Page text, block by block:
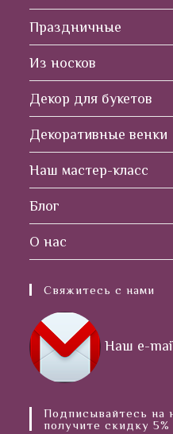
Праздничные
Из носков
Декор для букетов
Декоративные венки
Наш мастер-класс
Блог
О нас
Свяжитесь с нами
Наш e-
Подписывайтесь на
получите скидку 5%